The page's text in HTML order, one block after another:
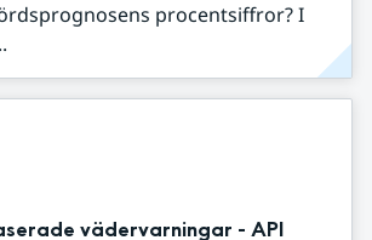
procentsiffror? I
vädervarningar - API